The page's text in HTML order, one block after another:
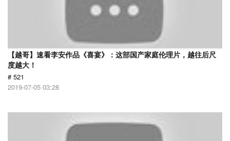
【越哥】速看李安作品《喜宴》：这部国产家庭伦理片，越往后尺
度越大！
# 521
2019-07-05 03:28